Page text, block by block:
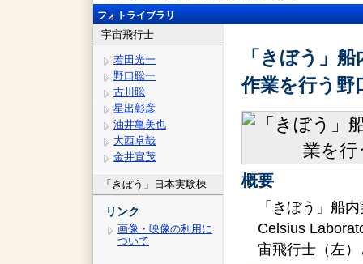
フォトライブラリ
宇宙飛行士
若田光一
野口聡一
古川聡
星出彰彦
油井亀美也
大西卓哉
金井宣茂
「きぼう」日本実験棟
リンク
画像・映像の利用に
ついて
「きぼう」
作業を行う野
概要
「きぼう」船
Celsius
宙飛行士（左